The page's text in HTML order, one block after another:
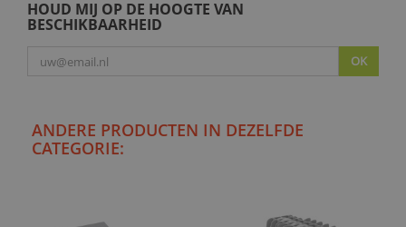
HOUD MIJ OP DE HOOGTE VAN
BESCHIKBAARHEID
OK
ANDERE PRODUCTEN IN DEZELFDE
CATEGORIE: